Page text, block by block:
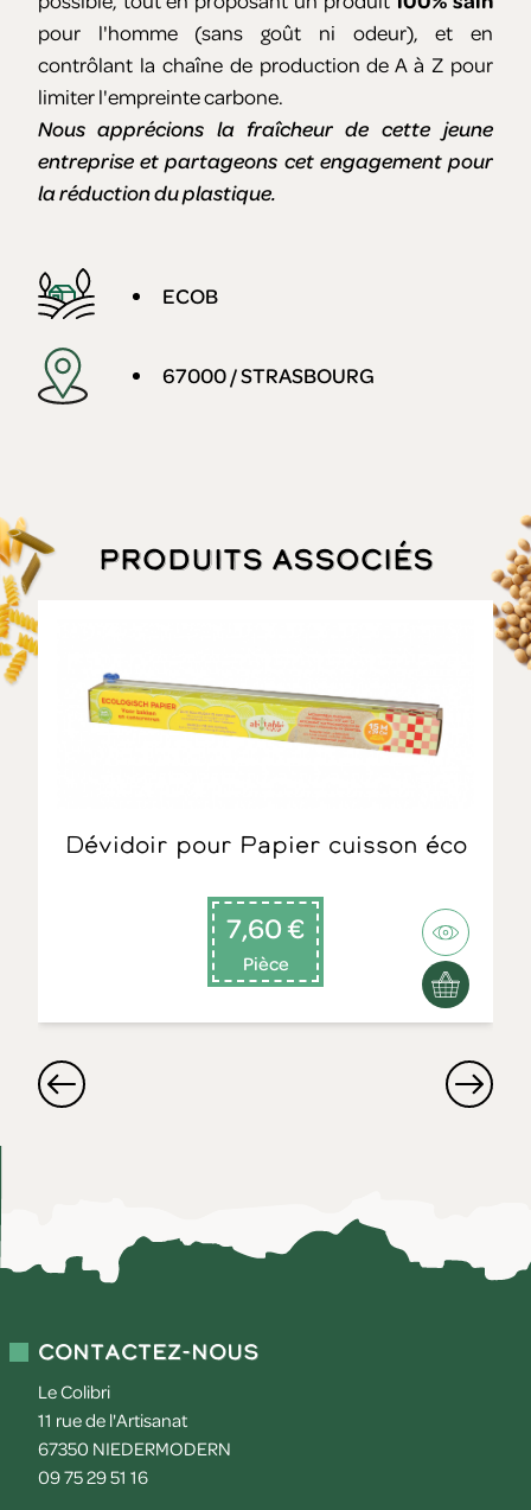
pour l'homme (sans goût ni odeur), et en
contrôlant la chaîne de production de A à Z pour
limiter l'empreinte carbone.
Nous apprécions la fraîcheur de cette jeune
entreprise et partageons cet engagement pour
la réduction du plastique.
ECOB
67000 / STRASBOURG
Produits associés
Dévidoir pour Papier cuisson éco
7,60 €
Pièce
Contactez-nous
Le Colibri
11 rue de l'Artisanat
67350 NIEDERMODERN
09 75 29 51 16